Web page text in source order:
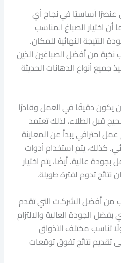
عنصرًا أساسيًا في نجاح أي
اختيار الصباغ المناسب
النهائية للمكان.
نخبة من أفضل الصباغين الذين
جميع أنواع الدهانات الحديثة
يكون دقيقًا في العمل وقادرًا
قبل الطلاء، لذلك تعتمد
احترافي يبدأ من المعاينة
كذلك، يتم استخدام أدوات
عالية. أيضًا، يتم اختيار
نتائج تدوم لفترة طويلة.
من أفضل الشركات التي تقدم
الجودة العالية والالتزام
تناسب مختلف الأذواق
تقديم نتائج تفوق توقعات